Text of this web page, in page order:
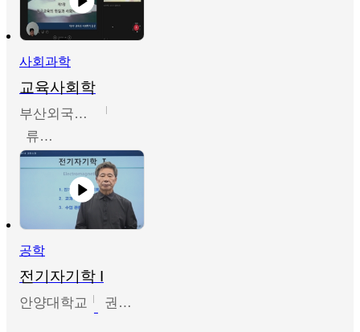
사회과학
교육사회학
부산외국어대학교
류영철
공학
전기자기학 I
안양대학교 권원현